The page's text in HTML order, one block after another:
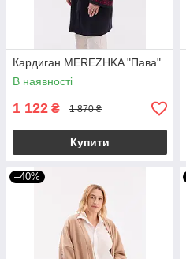
Кардиган MEREZHKA "Пава"
В наявності
1 122 ₴ 1 870 ₴
Купити
–40%